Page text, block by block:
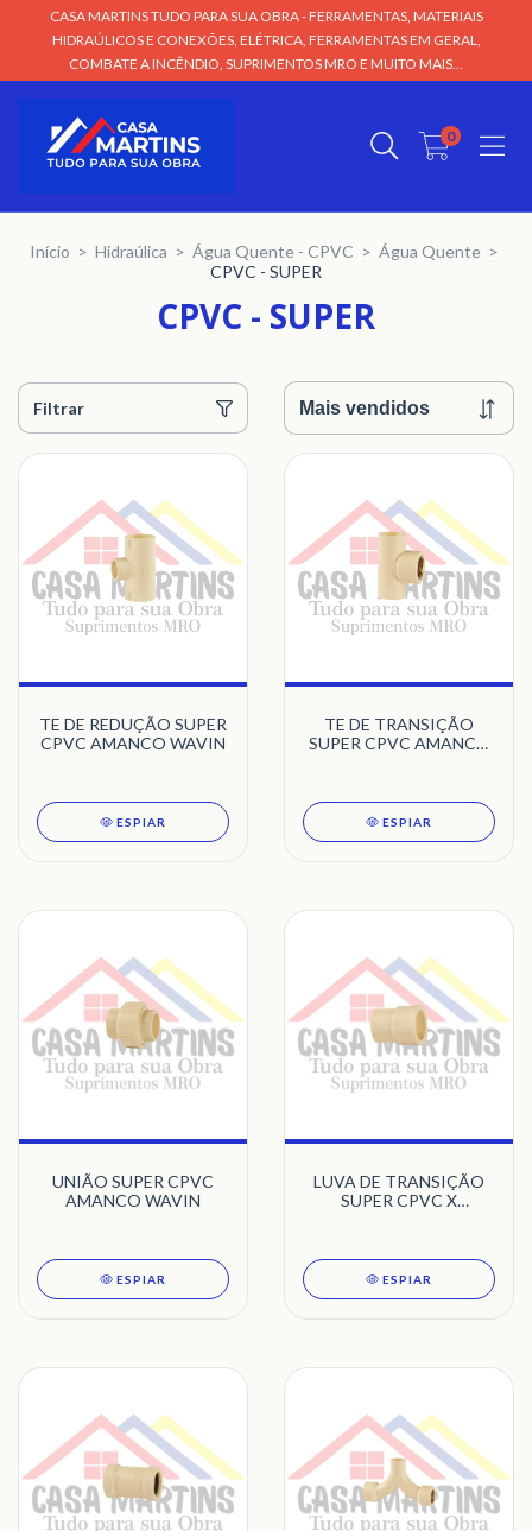
CASA MARTINS TUDO PARA SUA OBRA - FERRAMENTAS, MATERIAIS
HIDRAÚLICOS E CONEXÕES, ELÉTRICA, FERRAMENTAS EM GERAL,
COMBATE A INCÊNDIO, SUPRIMENTOS MRO E MUITO MAIS...
0
Início > Hidraúlica > Água Quente - CPVC > Água Quente >
CPVC - SUPER
CPVC - SUPER
Filtrar
TE DE REDUÇÃO SUPER
CPVC AMANCO WAVIN
ESPIAR
TE DE TRANSIÇÃO
SUPER CPVC AMANCO
ESPIAR
UNIÃO SUPER CPVC
AMANCO WAVIN
ESPIAR
LUVA DE TRANSIÇÃO
SUPER CPVC X
ESPIAR